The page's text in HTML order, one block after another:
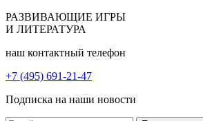
РАЗВИВАЮЩИЕ ИГРЫ
И ЛИТЕРАТУРА
наш контактный телефон
+7 (495) 691-21-47
Подписка на наши новости